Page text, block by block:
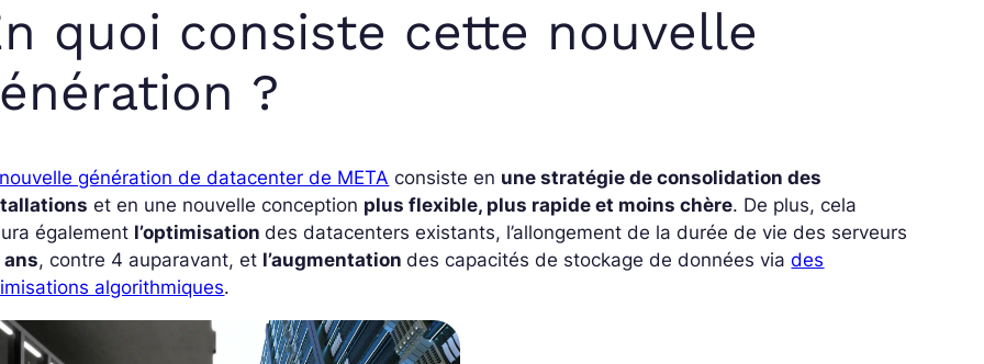
quoi consiste cette nouvelle
?
génération de datacenter de META consiste en une stratégie de consolidation des
et en une nouvelle conception plus flexible, plus rapide et moins chère. De plus, cela
également l’optimisation des datacenters existants, l’allongement de la durée de vie des serveurs
ans, contre 4 auparavant, et l’augmentation des capacités de stockage de données viades
algorithmiques.